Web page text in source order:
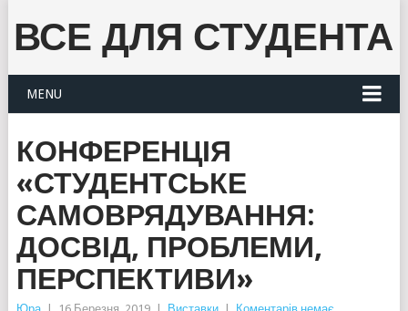
ВСЕ ДЛЯ СТУДЕНТА
MENU
КОНФЕРЕНЦІЯ
«СТУДЕНТСЬКЕ
САМОВРЯДУВАННЯ:
ДОСВІД, ПРОБЛЕМИ,
ПЕРСПЕКТИВИ»